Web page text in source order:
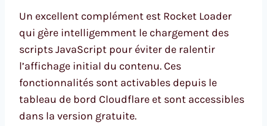
Un excellent complément est Rocket Loader
qui gère intelligemment le chargement des
scripts JavaScript pour éviter de ralentir
l’affichage initial du contenu. Ces
fonctionnalités sont activables depuis le
tableau de bord Cloudflare et sont accessibles
dans la version gratuite.